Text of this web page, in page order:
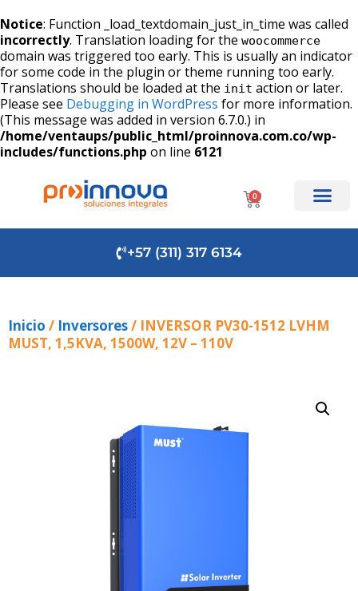
Notice: Function _load_textdomain_just_in_time was called
incorrectly. Translation loading for the woocommerce
domain was triggered too early. This is usually an indicator
for some code in the plugin or theme running too early.
Translations should be loaded at the init action or later.
Please see Debugging in WordPress for more information.
(This message was added in version 6.7.0.) in
/home/ventaups/public_html/proinnova.com.co/wp-
includes/functions.php on line 6121
0
+57 (311) 317 6134
Inicio / Inversores/ INVERSOR PV30-1512 LVHM
MUST, 1,5KVA, 1500W, 12V – 110V